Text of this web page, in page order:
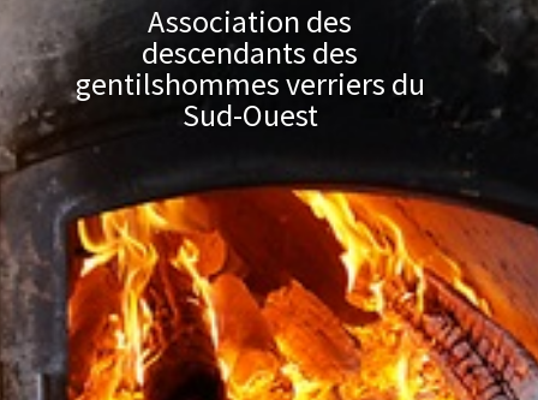
Association des
descendants des
gentilshommes verriers du
Sud-Ouest